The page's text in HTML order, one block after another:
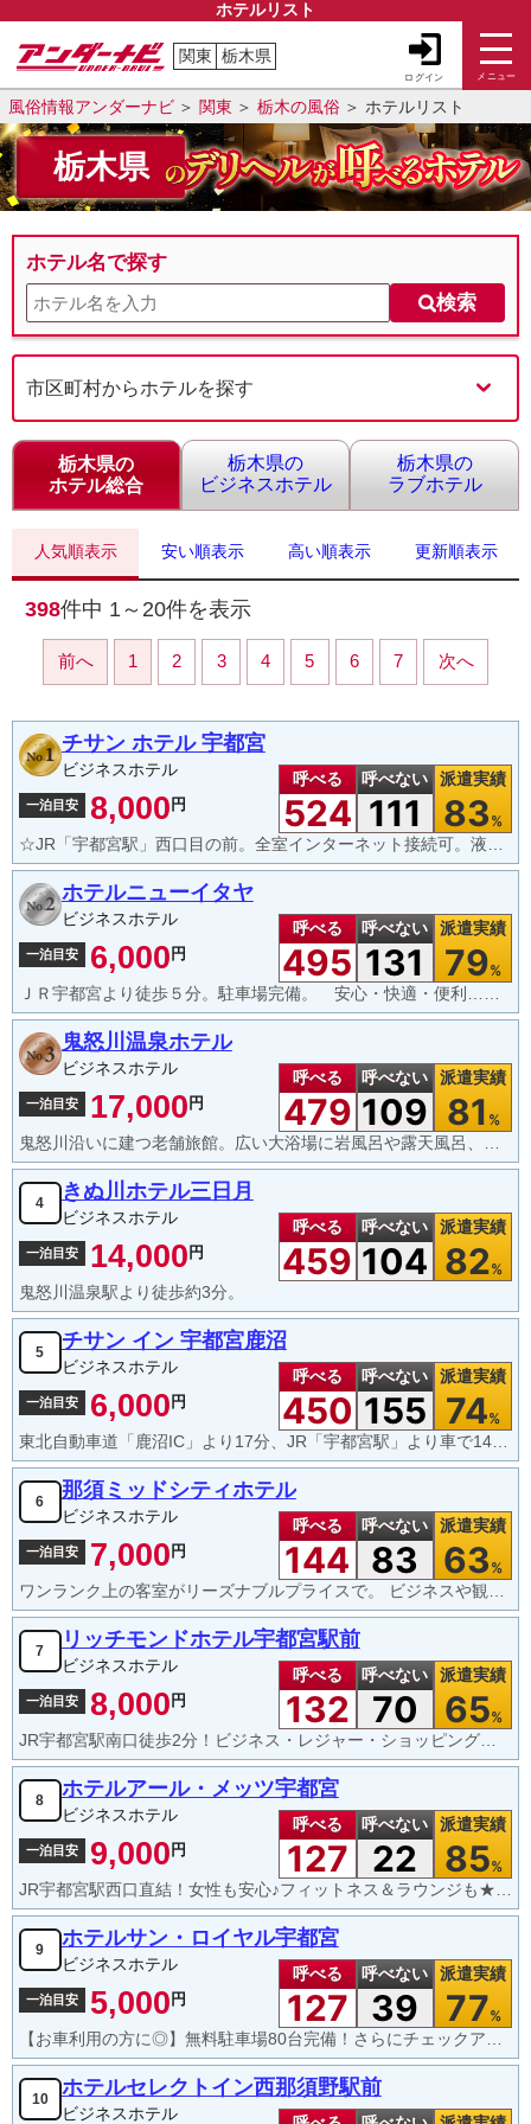
ホテルリスト
関東 栃木県
ログイン メニュー
風俗情報アンダーナビ 関東 栃木の風俗 ホテルリスト
栃木県
ホテル名で探す
検索
市区町村からホテルを探す
栃木県の
ホテル総合
栃木県の
ビジネスホテル
栃木県の
ラブホテル
人気順表示 安い順表示 高い順表示 更新順表示
398件中 1～20件を表示
前へ 1 2 3 4 5 6 7 次へ
チサン ホテル 宇都宮
ビジネスホテル
一泊目安 8,000円
呼べる
524
呼べない
111
派遣実績
83 %
☆JR「宇都宮駅」西口目の前。全室インターネット接続可。液晶TV。
ホテルニューイタヤ
ビジネスホテル
一泊目安 6,000円
呼べる
495
呼べない
131
派遣実績
79%
ＪＲ宇都宮より徒歩５分。駐車場完備。 安心・快適・便利…お客様の寛ぎの時間をお手伝いいたします。
鬼怒川温泉ホテル
ビジネスホテル
一泊目安 17,000円
呼べる
479
呼べない
109
派遣実績
81 %
鬼怒川沿いに建つ老舗旅館。広い大浴場に岩風呂や露天風呂、貸切露天風呂があり、温泉施設が充実。
4 きぬ川ホテル三日月
ビジネスホテル
一泊目安 14,000円
呼べる
459
呼べない
104
派遣実績
82%
鬼怒川温泉駅より徒歩約3分。
5 チサン イン 宇都宮鹿沼
ビジネスホテル
一泊目安 6,000円
呼べる
450
呼べない
155
派遣実績
74%
東北自動車道「鹿沼IC」より17分、JR「宇都宮駅」より車で14分の便利で快適なホテル。
6 那須ミッドシティホテル
ビジネスホテル
一泊目安 7,000円
呼べる
144
呼べない
83
派遣実績
63 %
ワンランク上の客室がリーズナブルプライスで。 ビジネスや観光でご利用頂けるホテルです
7 リッチモンドホテル宇都宮駅前
ビジネスホテル
一泊目安 8,000円
呼べる
132
呼べない
70
派遣実績
65%
JR宇都宮駅南口徒歩2分！ビジネス・レジャー・ショッピングに最適の好立地！
8 ホテルアール・メッツ宇都宮
ビジネスホテル
一泊目安 9,000円
呼べる
127
呼べない
22
派遣実績
85%
JR宇都宮駅西口直結！女性も安心♪フィットネス＆ラウンジも★全部屋19㎡以上
9 ホテルサン・ロイヤル宇都宮
ビジネスホテル
一泊目安 5,000円
呼べる
127
呼べない
39
派遣実績
77%
【お車利用の方に◎】無料駐車場80台完備！さらにチェックアウト12時！手作り無料朝食もおすすめです。
10 ホテルセレクトイン西那須野駅前
ビジネスホテル